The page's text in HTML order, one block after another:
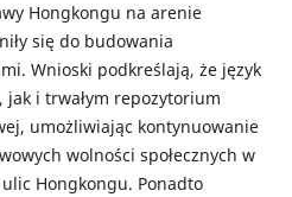
Hongkongu na arenie
się do budowania
Wnioski podkreślają, że język
jak i trwałym repozytorium
umożliwiając kontynuowanie
wolności społecznych w
Hongkongu. Ponadto